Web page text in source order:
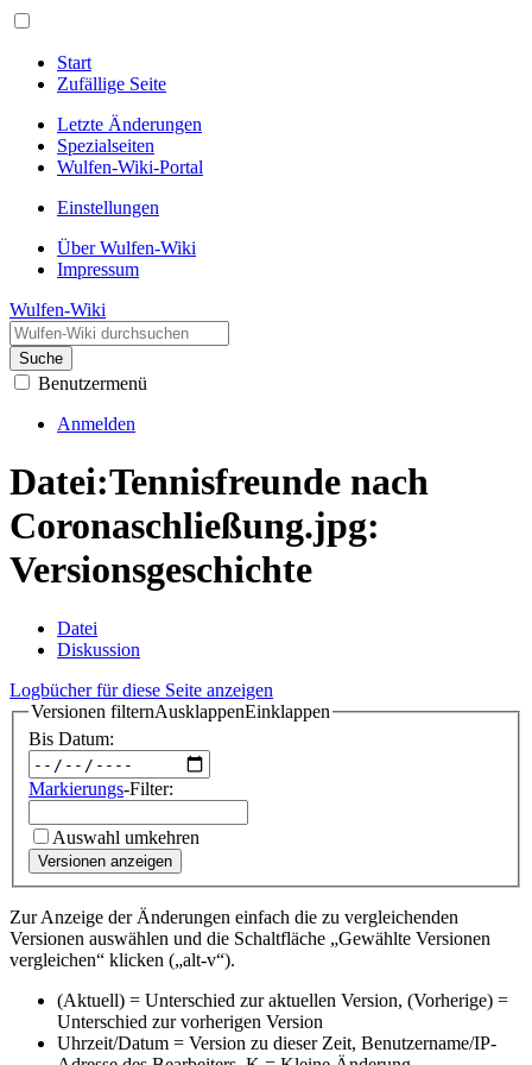
Start
Zufällige Seite
Letzte Änderungen
Spezialseiten
Wulfen-Wiki-Portal
Einstellungen
Über Wulfen-Wiki
Impressum
Wulfen-Wiki
Suche
Benutzermenü
Anmelden
Datei:Tennisfreunde nach
Coronaschließung.jpg:
Versionsgeschichte
Datei
Diskussion
Logbücher für diese Seite anzeigen
Versionen filternAusklappenEinklappen
Bis Datum:
Markierungs-Filter:
Auswahl umkehren
Versionen anzeigen
Zur Anzeige der Änderungen einfach die zu vergleichenden
Versionen auswählen und die Schaltfläche „Gewählte Versionen
vergleichen“ klicken („alt-v“).
(Aktuell) = Unterschied zur aktuellen Version, (Vorherige) =
Unterschied zur vorherigen Version
Uhrzeit/Datum = Version zu dieser Zeit, Benutzername/IP-